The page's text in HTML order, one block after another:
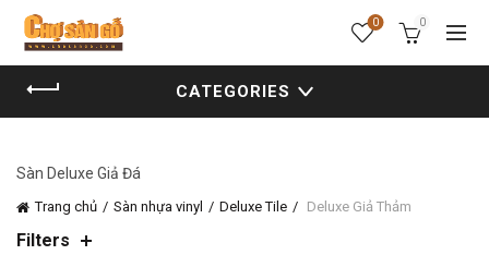
0 0
CATEGORIES
Sàn Deluxe Giả Đá
Trang chủ Sàn nhựa vinyl Deluxe Tile Deluxe Giả Thảm
Filters